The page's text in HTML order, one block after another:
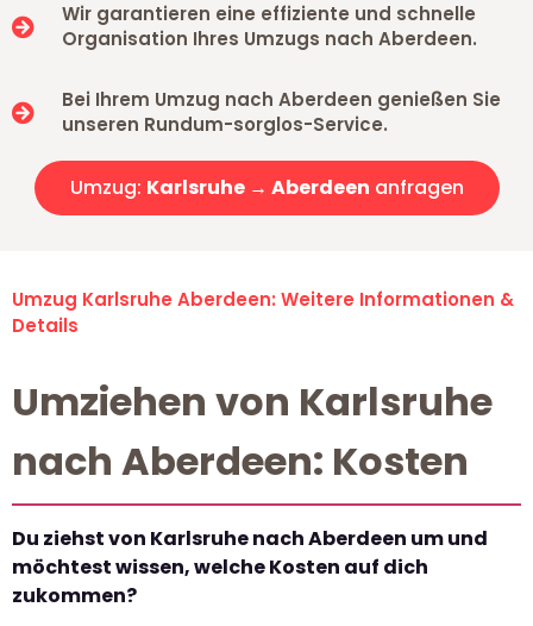
Wir garantieren eine effiziente und schnelle
Organisation Ihres Umzugs nach Aberdeen.
Bei Ihrem Umzug nach Aberdeen genießen Sie
unseren Rundum-sorglos-Service.
Umzug: Karlsruhe → Aberdeen anfragen
Umzug Karlsruhe Aberdeen: Weitere Informationen &
Details
Umziehen von Karlsruhe
nach Aberdeen: Kosten
Du ziehst von Karlsruhe nach Aberdeen um und
möchtest wissen, welche Kosten auf dich
zukommen?